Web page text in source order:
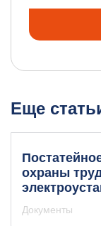
Еще
охраны
Документы